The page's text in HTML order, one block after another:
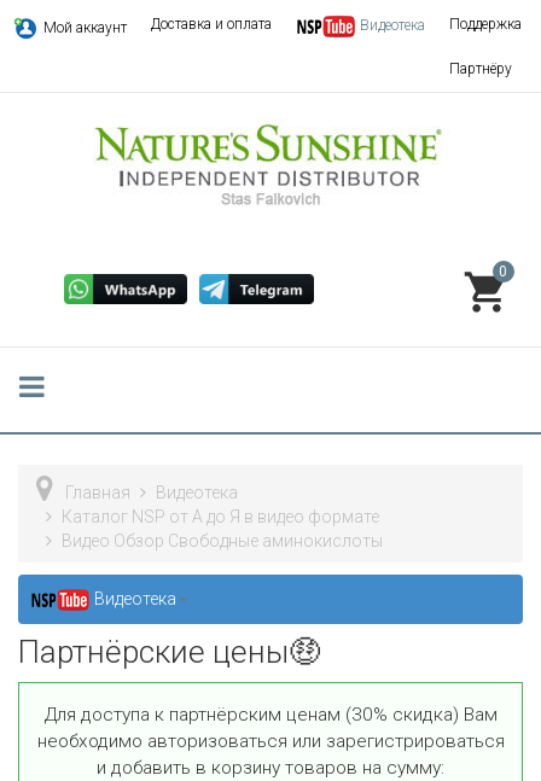
Мой аккаунт Доставка и оплата Видеотека Поддержка
Партнёру
0
Главная
Видеотека
Каталог NSP от А до Я в видео формате
Видео Обзор Свободные аминокислоты
Видеотека
Партнёрские цены🤑
Для доступа к партнёрским ценам (30% скидка) Вам
необходимо авторизоваться или зарегистрироваться
и добавить в корзину товаров на сумму: